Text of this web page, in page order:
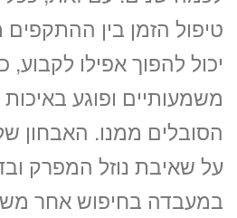
₪
לזימון תור
טיפול הזמן בין
יכול להפוך אפילו לקבוע,
משמעותיים ופוגע
הסובלים ממנו.
על שאיבת נוזל המפרק
במעבדה בחיפוש אחר